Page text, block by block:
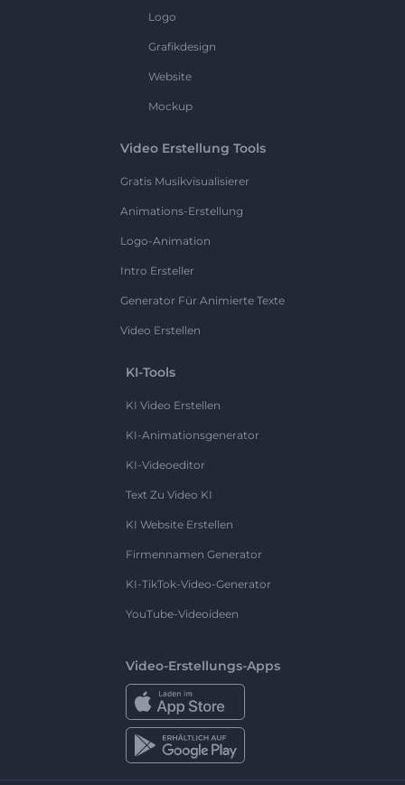
Logo
Grafikdesign
Website
Mockup
Video Erstellung Tools
Gratis Musikvisualisierer
Animations-Erstellung
Logo-Animation
Intro Ersteller
Generator Für Animierte Texte
Video Erstellen
KI-Tools
KI Video Erstellen
KI-Animationsgenerator
KI-Videoeditor
Text Zu Video KI
KI Website Erstellen
Firmennamen Generator
KI-TikTok-Video-Generator
YouTube-Videoideen
Video-Erstellungs-Apps